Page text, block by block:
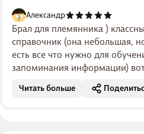
Александр
Брал для племянника )
справочник (она небольшая,
есть все что нужно для
запоминания информации)
мне такую штуку в свое время...
Читать больше